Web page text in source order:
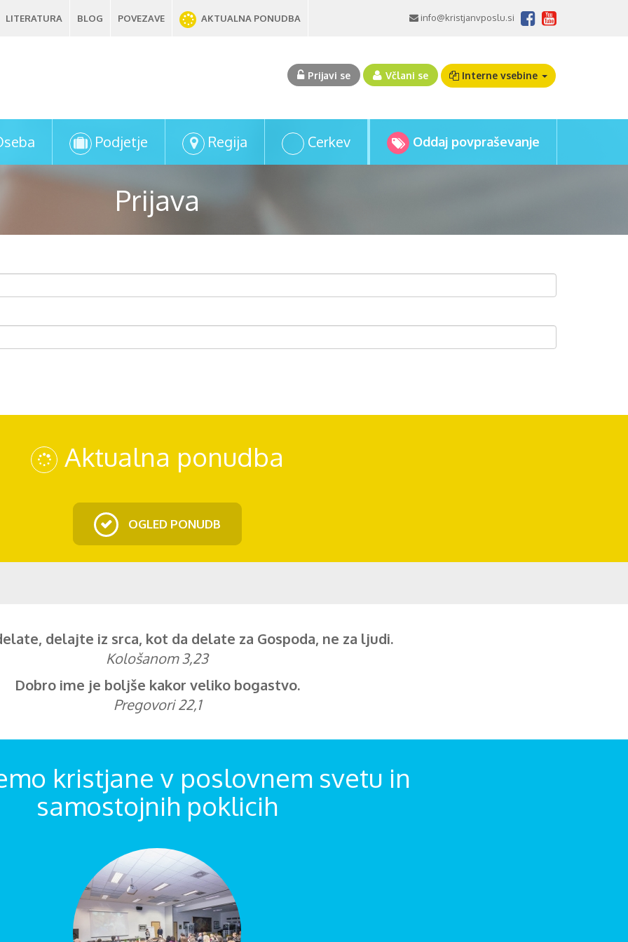
LITERATURA BLOG POVEZAVE AKTUALNA PONUDBA info@kristjanvposlu.si
Prijavi se Včlani se Interne vsebine
Prijava
Podjetje Regija Cerkev Oddaj povpraševanje
Aktualna ponudba
OGLED PONUDB
delajte iz srca, kot da delate za Gospoda, ne za ljudi.
Kološanom 3,23
Dobro ime je boljše kakor veliko bogastvo.
Pregovori 22,1
kristjane v poslovnem svetu in
samostojnih poklicih